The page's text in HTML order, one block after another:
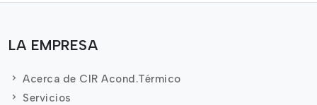
LA EMPRESA
Acerca de CIR Acond.Térmico
Servicios